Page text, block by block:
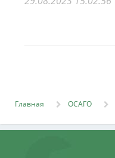
Главная ОСАГО